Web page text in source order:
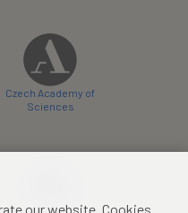
Czech Academy of
Sciences
our website. Cookies